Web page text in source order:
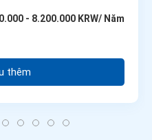
- 8.200.000 KRW/ Năm
thêm